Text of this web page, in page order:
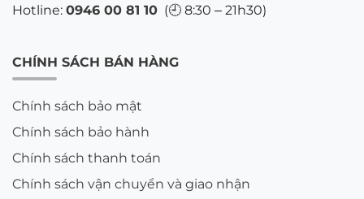
Hotline: 0946 00 81 10 (🕘 8:30 – 21h30)
CHÍNH SÁCH BÁN HÀNG
Chính sách bảo mật
Chính sách bảo hành
Chính sách thanh toán
Chính sách vận chuyển và giao nhận